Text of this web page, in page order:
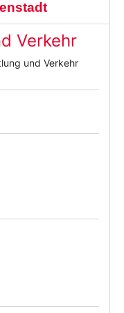
Verkehr
und Verkehr